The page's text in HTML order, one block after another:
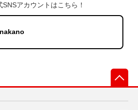
アカウントはこちら！